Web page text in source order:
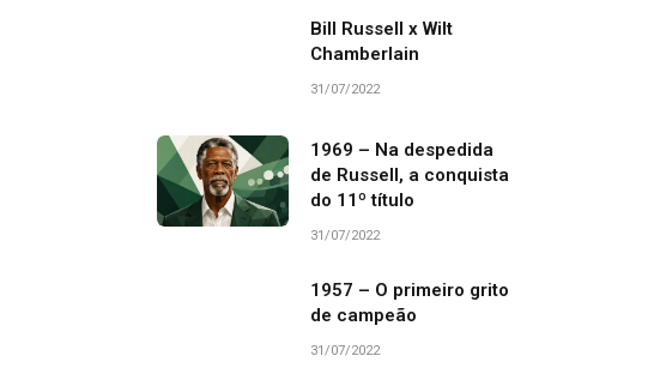
Bill Russell x Wilt
Chamberlain
31/07/2022
1969 – Na despedida
de Russell, a conquista
do 11º título
31/07/2022
1957 – O primeiro grito
de campeão
31/07/2022